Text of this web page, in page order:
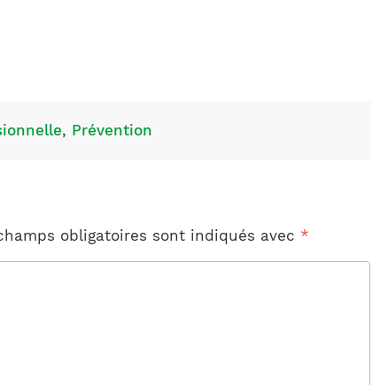
, Prévention
obligatoires sont indiqués avec *